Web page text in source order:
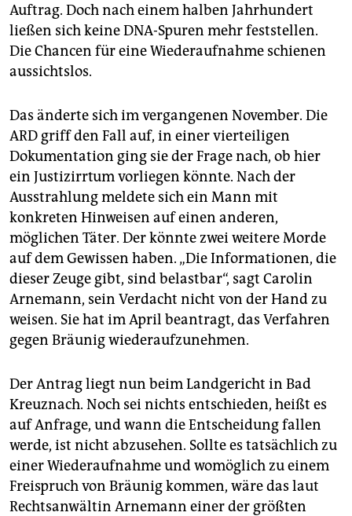
Auftrag. Doch nach einem halben Jahrhundert
ließen sich keine DNA-Spuren mehr feststellen.
Die Chancen für eine Wiederaufnahme schienen
aussichtslos.
Das änderte sich im vergangenen November. Die
ARD griff den Fall auf, in einer vierteiligen
Dokumentation ging sie der Frage nach, ob hier
ein Justizirrtum vorliegen könnte. Nach der
Ausstrahlung meldete sich ein Mann mit
konkreten Hinweisen auf einen anderen,
möglichen Täter. Der könnte zwei weitere Morde
auf dem Gewissen haben. „Die Informationen, die
dieser Zeuge gibt, sind belastbar“, sagt Carolin
Arnemann, sein Verdacht nicht von der Hand zu
weisen. Sie hat im April beantragt, das Verfahren
gegen Bräunig wiederaufzunehmen.
Der Antrag liegt nun beim Landgericht in Bad
Kreuznach. Noch sei nichts entschieden, heißt es
auf Anfrage, und wann die Entscheidung fallen
werde, ist nicht abzusehen. Sollte es tatsächlich zu
einer Wiederaufnahme und womöglich zu einem
Freispruch von Bräunig kommen, wäre das laut
Rechtsanwältin Arnemann einer der größten